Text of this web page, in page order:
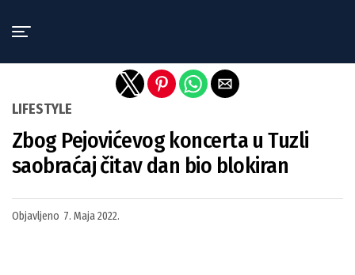
LIFESTYLE
Zbog Pejovićevog koncerta u Tuzli
saobraćaj čitav dan bio blokiran
Objavljeno 7. Maja 2022.